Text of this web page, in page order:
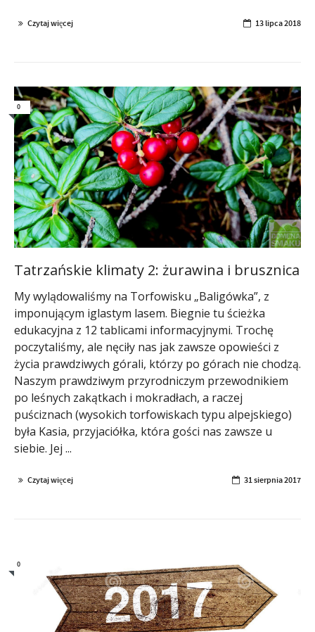
Czytaj więcej 13 lipca 2018
0
Tatrzańskie klimaty 2: żurawina i brusznica
My wylądowaliśmy na Torfowisku „Baligówka”, z
imponującym iglastym lasem. Biegnie tu ścieżka
edukacyjna z 12 tablicami informacyjnymi. Trochę
poczytaliśmy, ale nęciły nas jak zawsze opowieści z
życia prawdziwych górali, którzy po górach nie chodzą.
Naszym prawdziwym przyrodniczym przewodnikiem
po leśnych zakątkach i mokradłach, a raczej
puściznach (wysokich torfowiskach typu alpejskiego)
była Kasia, przyjaciółka, która gości nas zawsze u
siebie. Jej ...
Czytaj więcej 31 sierpnia 2017
0